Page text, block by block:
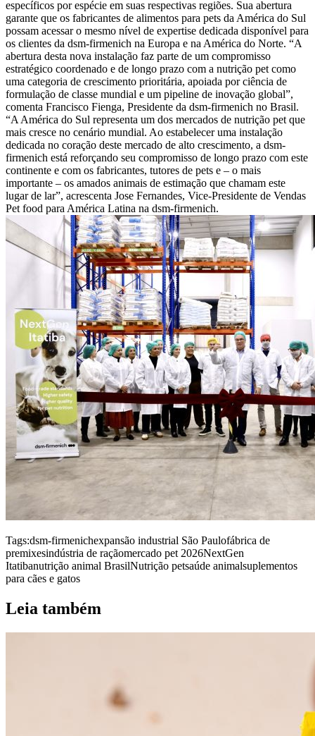
específicos por espécie em suas respectivas regiões. Sua abertura
garante que os fabricantes de alimentos para pets da América do Sul
possam acessar o mesmo nível de expertise dedicada disponível para
os clientes da dsm-firmenich na Europa e na América do Norte. “A
abertura desta nova instalação faz parte de um compromisso
estratégico coordenado e de longo prazo com a nutrição pet como
uma categoria de crescimento prioritária, apoiada por ciência de
formulação de classe mundial e um pipeline de inovação global”,
comenta Francisco Fienga, Presidente da dsm-firmenich no Brasil.
“A América do Sul representa um dos mercados de nutrição pet que
mais cresce no cenário mundial. Ao estabelecer uma instalação
dedicada no coração deste mercado de alto crescimento, a dsm-
firmenich está reforçando seu compromisso de longo prazo com este
continente e com os fabricantes, tutores de pets e – o mais
importante – os amados animais de estimação que chamam este
lugar de lar”, acrescenta Jose Fernandes, Vice-Presidente de Vendas
Pet food para América Latina na dsm-firmenich.
Tags:dsm-firmenichexpansão industrial São Paulofábrica de
premixesindústria de raçãomercado pet 2026NextGen
Itatibanutrição animal BrasilNutrição petsaúde animalsuplementos
para cães e gatos
Leia também